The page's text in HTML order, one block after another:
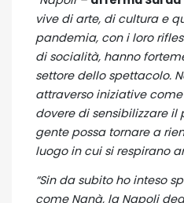
vive di arte, di cultura e
pandemia, con i loro
di socialità, hanno
settore dello spettacolo.
attraverso iniziative
dovere di sensibilizzare
gente possa tornare a
luogo in cui si respirano
“Sin da subito ho inteso
come Nanà, la Napoli